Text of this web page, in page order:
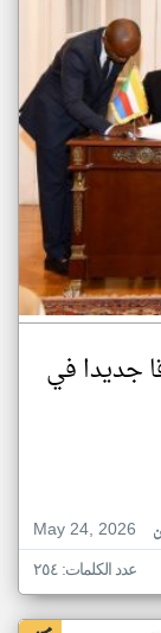
جديدا في
May 24, 2026
عدد الكلمات: ٢٥٤